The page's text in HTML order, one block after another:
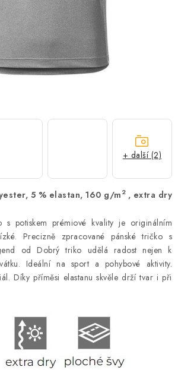
Doprava a platba
5 % elastan, 160 g/m 2 , extra dry
s potiskem prémiové kvality je originálním
Precizně zpracované pánské tričko s
od Dobrý triko udělá radost nejen k
Ideální na sport a pohybové aktivity.
Díky příměsi elastanu skvěle drží tvar i při
+ další (2)